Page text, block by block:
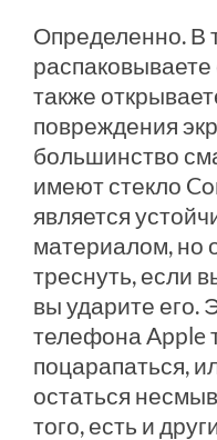
Определенно. В
также
повреждения
большинство
имеют стекло
является
материалом, но
треснуть, если
вы ударите его.
телефона Apple
поцарапаться,
остаться
того, есть и